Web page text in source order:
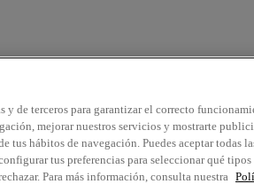
y de terceros para garantizar el correcto
mejorar nuestros servicios y mostrarte
tus hábitos de navegación. Puedes aceptar todas
tus preferencias para seleccionar qué tipos
Para más información, consulta nuestra